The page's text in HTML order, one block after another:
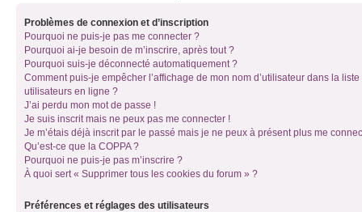
Problèmes de connexion et d’inscription
Pourquoi ne puis-je pas me connecter ?
Pourquoi ai-je besoin de m’inscrire, après tout ?
Pourquoi suis-je déconnecté automatiquement ?
Comment puis-je empêcher l’affichage de mon nom d’utilisateur dans la liste
utilisateurs en ligne ?
J’ai perdu mon mot de passe !
Je suis inscrit mais ne peux pas me connecter !
Je m’étais déjà inscrit par le passé mais je ne peux à présent plus me
Qu’est-ce que la COPPA ?
Pourquoi ne puis-je pas m’inscrire ?
À quoi sert « Supprimer tous les cookies du forum » ?
Préférences et réglages des utilisateurs